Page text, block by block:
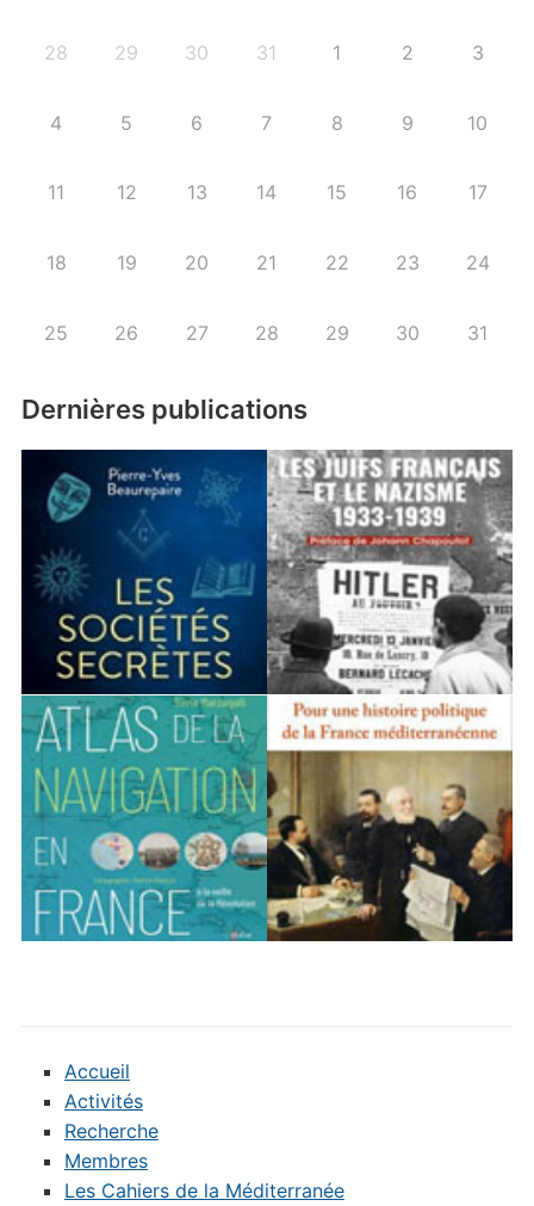
28 29 30 31 1 2 3
4 5 6 7 8 9 10
11 12 13 14 15 16 17
18 19 20 21 22 23 24
25 26 27 28 29 30 31
Dernières publications
Accueil
Activités
Recherche
Membres
Les Cahiers de la Méditerranée